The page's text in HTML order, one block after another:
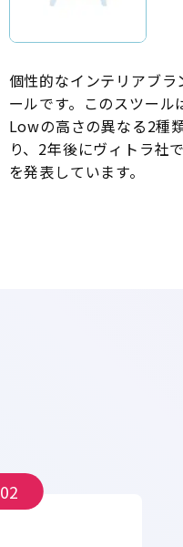
個性的なインテリアブ
ールです。このスツー
Lowの高さの異なる2種
り、2年後にヴィトラ社
を発表しています。
02